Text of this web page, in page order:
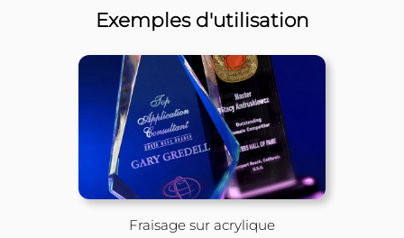
La machine de gravure DGSHAPE DE-3
lignée de 3 décennies d’innovation Roland
gravure, la DE-3 a une polyvalence ainsi
impressionnante et une production
Dotée d’une technologie de pointeur
connectivité Ethernet, ajustement
profondeur et de nombreuses améliorations
la DE-3 bénéficie d’une mise en œuvre et
simplifiées, qui lui permettent de graver